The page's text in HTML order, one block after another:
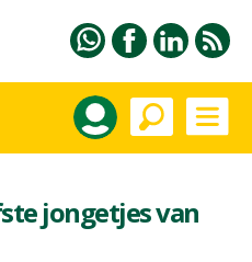
jongetjes van